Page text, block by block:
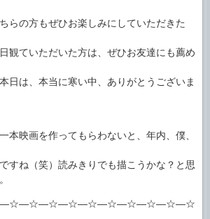
らの方もぜひお楽しみにしていただきた
観ていただいた方は、ぜひお友達にも薦め
日は、本当に寒い中、ありがとうございま
本映画を作ってもらわないと、年内、僕、
すね（笑）読みきりでも描こうかな？と思